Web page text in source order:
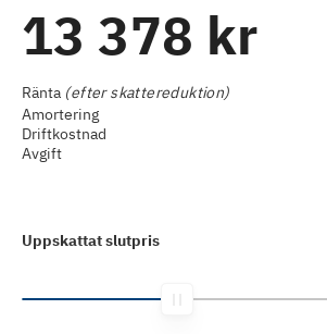
13 378 kr
Ränta (efter skattereduktion)
Amortering
Driftkostnad
Avgift
Uppskattat slutpris